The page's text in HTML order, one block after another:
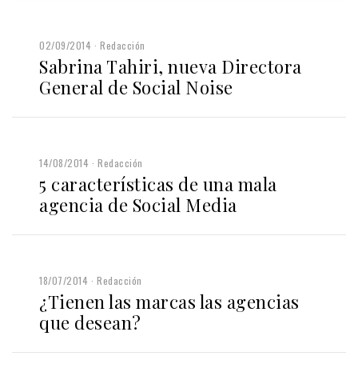
02/09/2014 Redacción
Sabrina Tahiri, nueva Directora
General de Social Noise
14/08/2014 Redacción
5 características de una mala
agencia de Social Media
18/07/2014 Redacción
¿Tienen las marcas las agencias
que desean?